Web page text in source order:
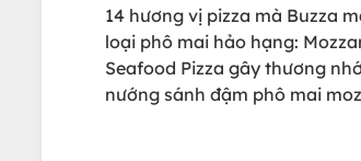
14 hương vị pizza mà Buzza
loại phô mai hảo hạng:
Seafood Pizza gây thương
nướng sánh đậm phô mai